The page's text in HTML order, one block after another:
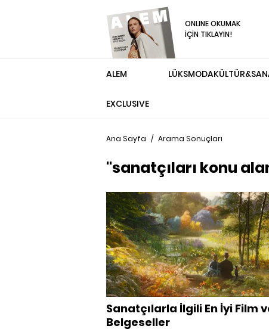
ONLINE OKUMAK
İÇİN TIKLAYIN!
ALEM
EXCLUSIVE
LÜKSMODA
Ana Sayfa / Arama Sonuçları
"sanatçıları konu
Sanatçılarla İlgili En İyi Film
Belgeseller